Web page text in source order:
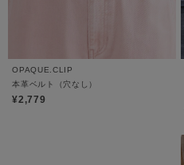
OPAQUE.CLIP
本革ベルト（穴なし）
¥2,779